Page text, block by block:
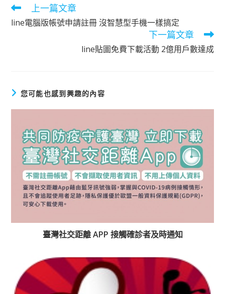
閱
更
上一篇文章
line電腦版帳號申請註冊 沒智慧型手機一樣搞定
下一篇文章
line貼圖免費下載活動 2億用戶數達成
您可能也感到興趣的內容
臺灣社交距離 APP 接觸確診者及時通知